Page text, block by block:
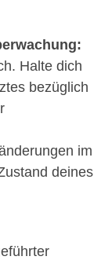
Halte dich
bezüglich
im
deines